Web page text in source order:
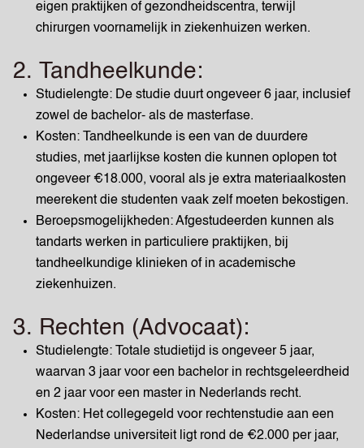
eigen praktijken of gezondheidscentra, terwijl
chirurgen voornamelijk in ziekenhuizen werken.
2. Tandheelkunde:
Studielengte: De studie duurt ongeveer 6 jaar, inclusief
zowel de bachelor- als de masterfase.
Kosten: Tandheelkunde is een van de duurdere
studies, met jaarlijkse kosten die kunnen oplopen tot
ongeveer €18.000, vooral als je extra materiaalkosten
meerekent die studenten vaak zelf moeten bekostigen.
Beroepsmogelijkheden: Afgestudeerden kunnen als
tandarts werken in particuliere praktijken, bij
tandheelkundige klinieken of in academische
ziekenhuizen.
3. Rechten (Advocaat):
Studielengte: Totale studietijd is ongeveer 5 jaar,
waarvan 3 jaar voor een bachelor in rechtsgeleerdheid
en 2 jaar voor een master in Nederlands recht.
Kosten: Het collegegeld voor rechtenstudie aan een
Nederlandse universiteit ligt rond de €2.000 per jaar,